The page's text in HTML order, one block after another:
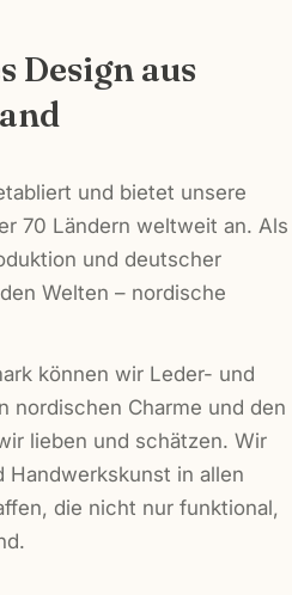
Ihre
Ihr
Die mit *
Design aus
und bietet unsere
70 Ländern weltweit an. Als
und deutscher
Welten – nordische
können wir Leder- und
nordischen Charme und den
lieben und schätzen. Wir
Handwerkskunst in allen
die nicht nur funktional,